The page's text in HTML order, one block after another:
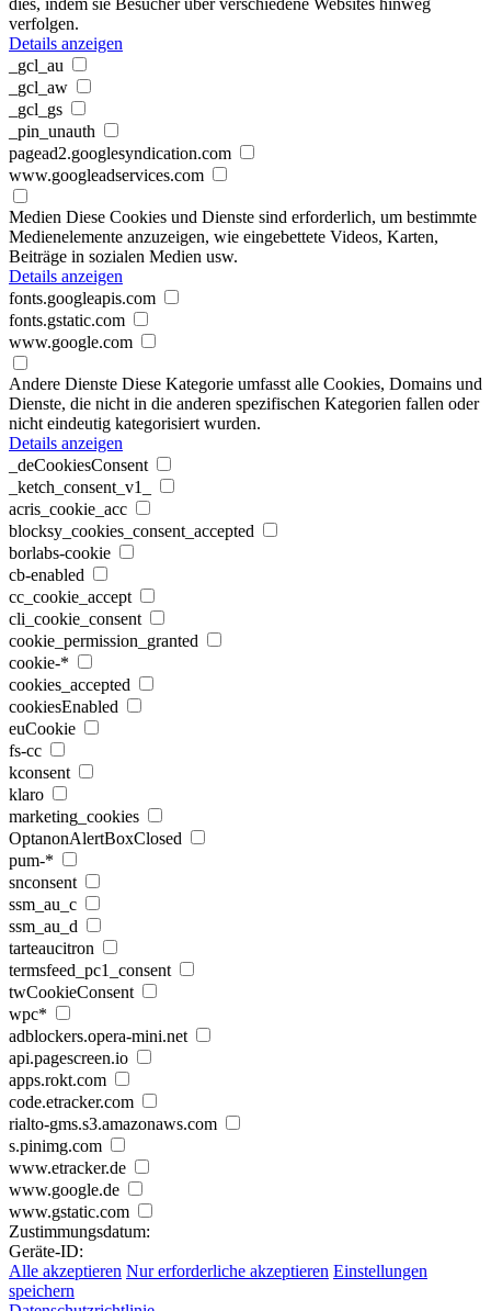
dies, indem sie Besucher über verschiedene Websites hinweg
verfolgen.
Details anzeigen
_gcl_au
_gcl_aw
_gcl_gs
_pin_unauth
pagead2.googlesyndication.com
www.googleadservices.com
Medien Diese Cookies und Dienste sind erforderlich, um bestimmte
Medienelemente anzuzeigen, wie eingebettete Videos, Karten,
Beiträge in sozialen Medien usw.
Details anzeigen
fonts.googleapis.com
fonts.gstatic.com
www.google.com
Andere Dienste Diese Kategorie umfasst alle Cookies, Domains und
Dienste, die nicht in die anderen spezifischen Kategorien fallen oder
nicht eindeutig kategorisiert wurden.
Details anzeigen
_deCookiesConsent
_ketch_consent_v1_
acris_cookie_acc
blocksy_cookies_consent_accepted
borlabs-cookie
cb-enabled
cc_cookie_accept
cli_cookie_consent
cookie_permission_granted
cookie-*
cookies_accepted
cookiesEnabled
euCookie
fs-cc
kconsent
klaro
marketing_cookies
OptanonAlertBoxClosed
pum-*
snconsent
ssm_au_c
ssm_au_d
tarteaucitron
termsfeed_pc1_consent
twCookieConsent
wpc*
adblockers.opera-mini.net
api.pagescreen.io
apps.rokt.com
code.etracker.com
rialto-gms.s3.amazonaws.com
s.pinimg.com
www.etracker.de
www.google.de
www.gstatic.com
Zustimmungsdatum:
Geräte-ID:
Alle akzeptieren Nur erforderliche akzeptieren Einstellungen
speichern